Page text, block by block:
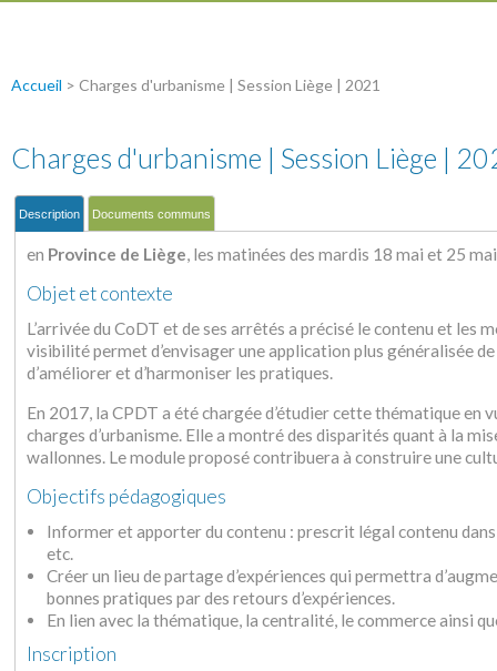
Accueil > Charges d'urbanisme | Session Liège | 2021
Charges d'urbanisme | Session Liège |
Description Documents communs
en Province de Liège, les matinées des mardis 18 mai et 25
Objet et contexte
L’arrivée du CoDT et de ses arrêtés a précisé le contenu et les
visibilité permet d’envisager une application plus généralisée
d’améliorer et d’harmoniser les pratiques.
En 2017, la CPDT a été chargée d’étudier cette thématique
charges d’urbanisme. Elle a montré des disparités quant à la
wallonnes. Le module proposé contribuera à construire une
Objectifs pédagogiques
Informer et apporter du contenu : prescrit légal contenu
etc.
Créer un lieu de partage d’expériences qui permettra
bonnes pratiques par des retours d’expériences.
En lien avec la thématique, la centralité, le commerce ainsi
Inscription